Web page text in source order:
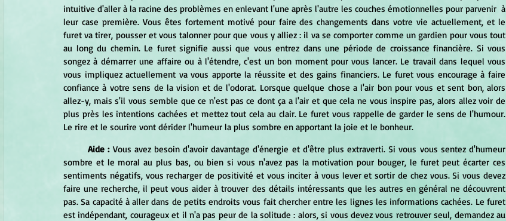
intuitive d'aller à la racine des problèmes en enlevant l'une après l'autre les couches émotionnelles pour parvenir  à
leur case première. Vous êtes fortement motivé pour faire des changements dans votre vie actuellement, et le
furet va tirer, pousser et vous talonner pour que vous y alliez : il va se comporter comme un gardien pour vous tout
au long du chemin. Le furet signifie aussi que vous entrez dans une période de croissance financière. Si vous
songez à démarrer une affaire ou à l'étendre, c'est un bon moment pour vous lancer. Le travail dans lequel vous
vous impliquez actuellement va vous apporte la réussite et des gains financiers. Le furet vous encourage à faire
confiance à votre sens de la vision et de l'odorat. Lorsque quelque chose a l'air bon pour vous et sent bon, alors
allez-y, mais s'il vous semble que ce n'est pas ce dont ça a l'air et que cela ne vous inspire pas, alors allez voir de
plus près les intentions cachées et mettez tout cela au clair. Le furet vous rappelle de garder le sens de l'humour.
Le rire et le sourire vont dérider l'humeur la plus sombre en apportant la joie et le bonheur.
Aide : Vous avez besoin d'avoir davantage d'énergie et d'être plus extraverti. Si vous vous sentez d'humeur
sombre et le moral au plus bas, ou bien si vous n'avez pas la motivation pour bouger, le furet peut écarter ces
sentiments négatifs, vous recharger de positivité et vous inciter à vous lever et sortir de chez vous. Si vous devez
faire une recherche, il peut vous aider à trouver des détails intéressants que les autres en général ne découvrent
pas. Sa capacité à aller dans de petits endroits vous fait chercher entre les lignes les informations cachées. Le furet
est indépendant, courageux et il n'a pas peur de la solitude : alors, si vous devez vous retrouver seul, demandez au